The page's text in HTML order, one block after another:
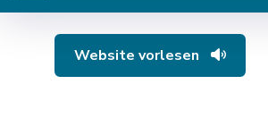
Website vorlesen